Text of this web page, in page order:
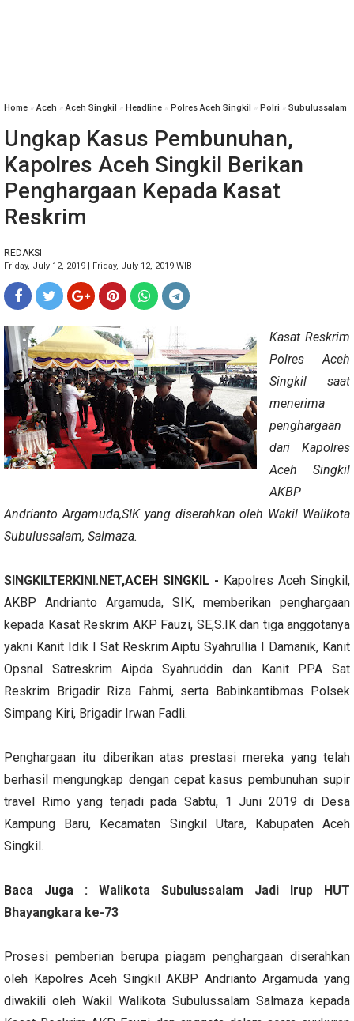
Home »Aceh »Aceh Singkil » Headline » Polres Aceh Singkil » Polri » Subulussalam
Ungkap Kasus Pembunuhan,
Kapolres Aceh Singkil Berikan
Penghargaan Kepada Kasat
Reskrim
REDAKSI
Friday, July 12, 2019 | Friday, July 12, 2019 WIB
Kasat Reskrim
Polres Aceh
Singkil saat
menerima
penghargaan
dari Kapolres
Aceh Singkil
AKBP
Andrianto Argamuda,SIK yang diserahkan oleh Wakil Walikota
Subulussalam, Salmaza.
SINGKILTERKINI.NET,ACEH SINGKIL - Kapolres Aceh Singkil,
AKBP Andrianto Argamuda, SIK, memberikan penghargaan
kepada Kasat Reskrim AKP Fauzi, SE,S.IK dan tiga anggotanya
yakni Kanit Idik I Sat Reskrim Aiptu Syahrullia I Damanik, Kanit
Opsnal Satreskrim Aipda Syahruddin dan Kanit PPA Sat
Reskrim Brigadir Riza Fahmi, serta Babinkantibmas Polsek
Simpang Kiri, Brigadir Irwan Fadli.
Penghargaan itu diberikan atas prestasi mereka yang telah
berhasil mengungkap dengan cepat kasus pembunuhan supir
travel Rimo yang terjadi pada Sabtu, 1 Juni 2019 di Desa
Kampung Baru, Kecamatan Singkil Utara, Kabupaten Aceh
Singkil.
Baca Juga : Walikota Subulussalam Jadi Irup HUT
Bhayangkara ke-73
Prosesi pemberian berupa piagam penghargaan diserahkan
oleh Kapolres Aceh Singkil AKBP Andrianto Argamuda yang
diwakili oleh Wakil Walikota Subulussalam Salmaza kepada